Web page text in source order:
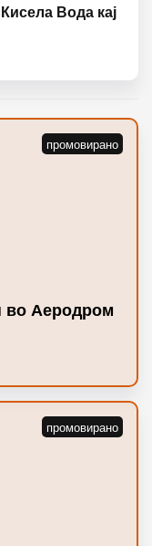
Вода кај
во Аеродром